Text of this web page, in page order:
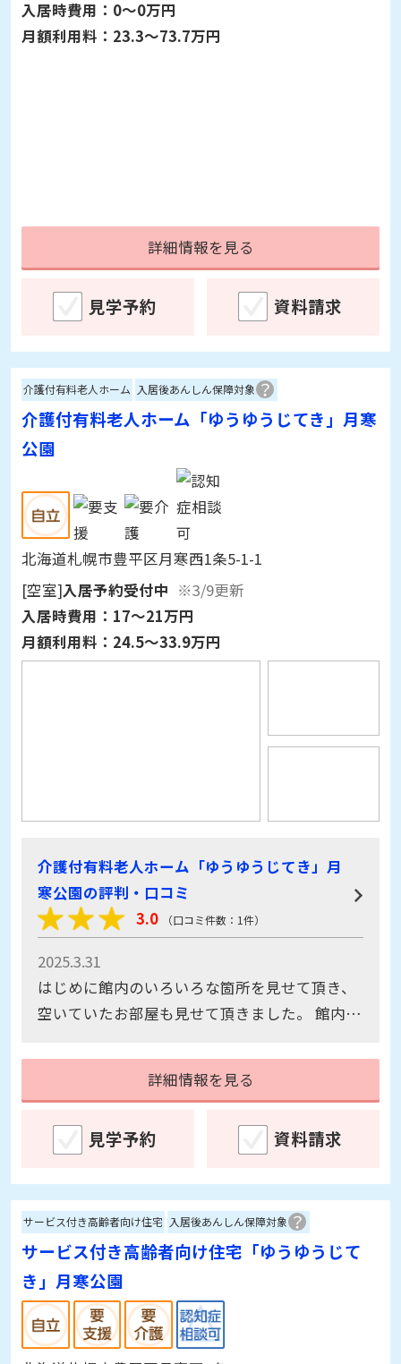
北海道札幌市豊平区月寒中央通6-3-1
見学予約 資料請求
入居後あんしん保障対象
介護付有料老人ホーム「ゆうゆうじてき」月寒
公園
北海道札幌市豊平区月寒西1条5-1-1
[空室]入居予約受付中 ※3/9更新
介護付有料老人ホーム「ゆうゆうじてき」月
寒公園の評判・口コミ
3.0 （口コミ件数：1件）
2025.3.31
空いていたお部屋も見せて頂きました。 館内は
ゆったりとしていてきれいにお掃除され清潔感
があり静かでとても雰囲気が良かったです。 ス
タッフの方も親切で、丁寧に説明してくださり
たいと思いました。
詳細情報を見る
見学予約 資料請求
サービス付き高齢者向け住宅
サービス付き高齢者向け住宅「ゆうゆうじて
き」月寒公園